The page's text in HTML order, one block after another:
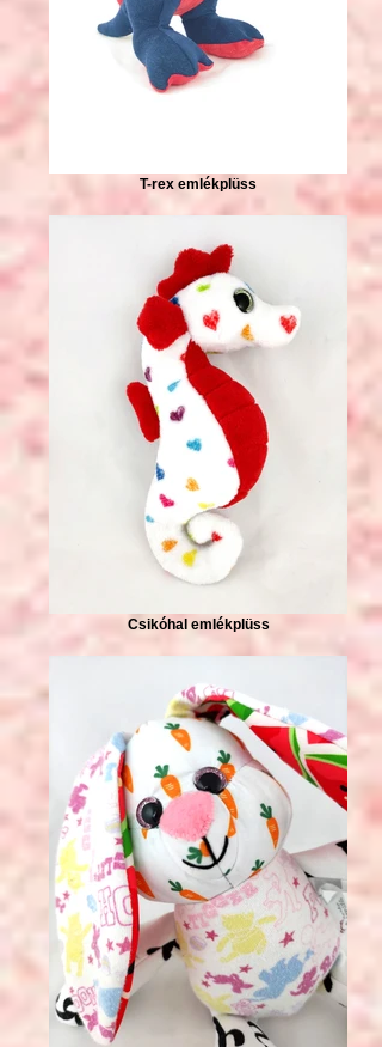
T-rex emlékplüss
Csikóhal emlékplüss